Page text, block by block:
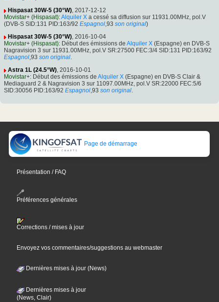
Hispasat 30W-5 (30°W), 2017-12-12
Movistar+ (Hispasat):Alquiler X a cessé sa diffusion sur 11931.00MHz, pol.V
(DVB-S SID:131 PID:163/92 Espagnol,93 son original)
Hispasat 30W-5 (30°W), 2016-10-04
Movistar+ (Hispasat): Début des émissions de Alquiler X (Espagne) en DVB-S
Nagravision 3 sur 11931.00MHz, pol.V SR:27500 FEC:3/4 SID:131 PID:163/92
Espagnol,93 son original.
Astra 1L (24.5°W), 2016-10-01
Movistar+: Début des émissions de Alquiler X (Espagne) en DVB-S Clair &
Mediaguard 2 & Nagravision 3 sur 11097.00MHz, pol.V SR:22000 FEC:5/6
SID:30056 PID:163/92 Espagnol,93 son original.
Page de démarrage
Présentation / FAQ
Préférences générales
Corrections / mises à jour
Envoyez vos commentaires/suggestions au webmaster
Dernières mises à jour (News)
Dernières mises à jour
(News, Clair)